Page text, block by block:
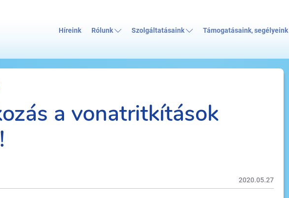
Híreink Rólunk Szolgáltatásaink Támogatásaink, segélyeink
a vonatritkítások
2020.05.27